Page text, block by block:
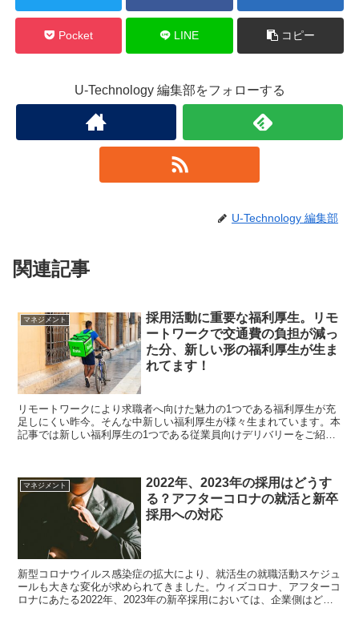
Pocket LINE コピー
U-Technology 編集部をフォローする
U-Technology 編集部
関連記事
マネジメント
採用活動に重要な福利厚生。リモ
ートワークで交通費の負担が減っ
た分、新しい形の福利厚生が生ま
れてます！
リモートワークにより求職者へ向けた魅力の1つである福利厚生が充
足しにくい昨今。そんな中新しい福利厚生が様々生まれています。本
記事では新しい福利厚生の1つである従業員向けデリバリーをご紹介
マネジメント
2022年、2023年の採用はどうす
る？アフターコロナの就活と新卒
採用への対応
新型コロナウイルス感染症の拡大により、就活生の就職活動スケジュ
ールも大きな変化が求められてきました。ウィズコロナ、アフターコ
ロナにあたる2022年、2023年の新卒採用においては、企業側はどの